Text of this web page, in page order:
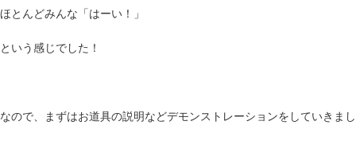
ほとんどみんな「はーい！」
という感じでした！
なので、まずはお道具の説明などデモンストレーションをしていきま